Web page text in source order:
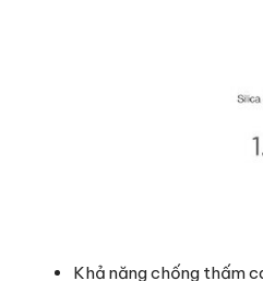
Khả năng chống thấm